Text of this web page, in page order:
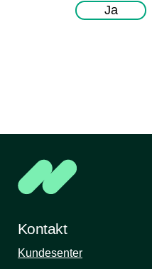
Ja
Kontakt
Kundesenter